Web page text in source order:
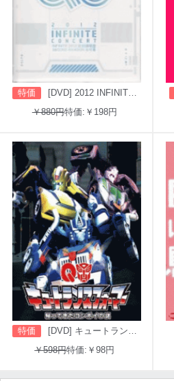
特価
[DVD] 2012 INFINITE CONCERT SECOND INVASION: EVOLUTION
￥880円特価:￥198円
特価
[DVD] キュートランスフォーマー 帰ってきたコンボイの謎
￥598円特価:￥98円